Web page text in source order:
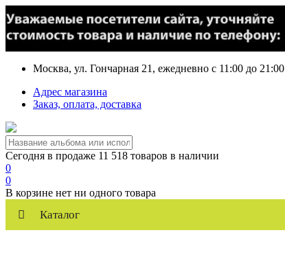
Москва, ул. Гончарная 21, ежедневно с 11:00 до 21:00
Адрес магазина
Заказ, оплата, доставка
Сегодня в продаже 11 518 товаров в наличии
0
0
В корзине нет ни одного товара
Каталог